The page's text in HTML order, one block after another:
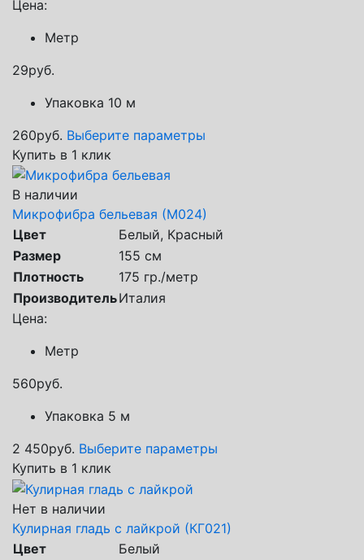
Цена:
Метр
29руб.
Упаковка 10 м
260руб. Выберите параметры
Купить в 1 клик
В наличии
Микрофибра бельевая (М024)
Цвет
Белый, Красный
Размер
155 см
Плотность
175 гр./метр
ПроизводительИталия
Цена:
Метр
560руб.
Упаковка 5 м
2 450руб. Выберите параметры
Купить в 1 клик
Нет в наличии
Кулирная гладь с лайкрой (КГ021)
Цвет
Белый